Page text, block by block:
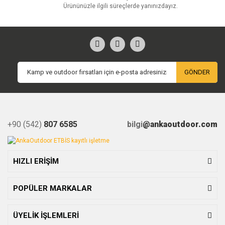
Ürününüzle ilgili süreçlerde yanınızdayız.
GÖNDER
+90 (542) 807 6585 bilgi@ankaoutdoor.com
HIZLI ERİŞİM
POPÜLER MARKALAR
ÜYELİK İŞLEMLERİ